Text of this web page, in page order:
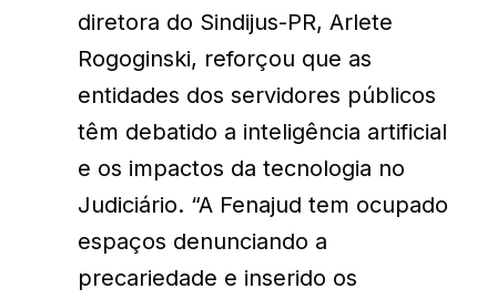
diretora do Sindijus-PR, Arlete
Rogoginski, reforçou que as
entidades dos servidores públicos
têm debatido a inteligência artificial
e os impactos da tecnologia no
Judiciário. “A Fenajud tem ocupado
espaços denunciando a
precariedade e inserido os